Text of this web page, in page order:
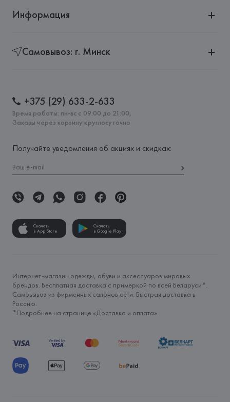
Информация
Самовывоз: г. Минск
+375 (29) 633-2-633
Время работы: пн-вс с 09:00 до 21:00,
Заказы через корзину круглосуточно
Получайте уведомления об акциях и скидках:
Скачать
в App Store
Скачать
в Google Play
Интернет-магазин одежды, обуви и аксессуаров мировых
брендов. Бесплатная доставка с примеркой по всей Беларуси*.
Самовывоз из фирменных салонов сети. Быстрая доставка в
Россию.
*Подробнее на странице «Доставка и оплата»